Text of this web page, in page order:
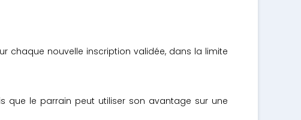
chaque nouvelle inscription validée, dans la limite
que le parrain peut utiliser son avantage sur une